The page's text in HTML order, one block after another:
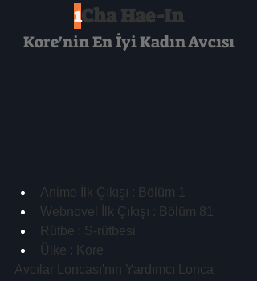
1Cha Hae-In
Kore'nin En İyi Kadın Avcısı
Anime İlk Çıkışı : Bölüm 1
Webnovel İlk Çıkışı : Bölüm 81
Rütbe : S-rütbesi
Ülke : Kore
Avcılar Loncası'nın Yardımcı Lonca